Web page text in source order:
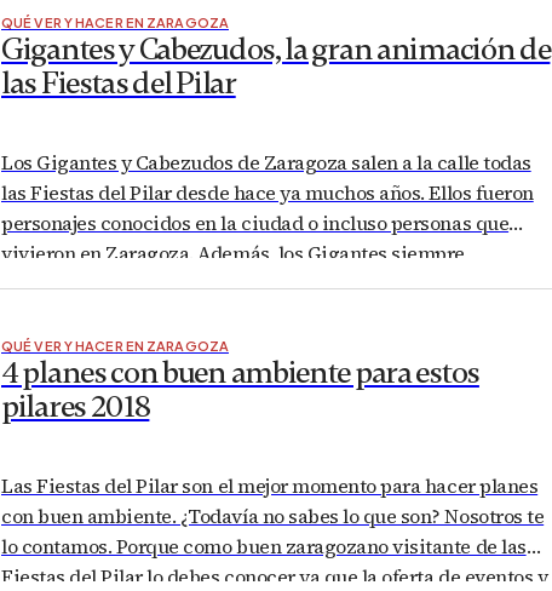
QUÉ VER Y HACER EN ZARAGOZA
Gigantes y Cabezudos, la gran animación de
las Fiestas del Pilar
Los Gigantes y Cabezudos de Zaragoza salen a la calle todas
las Fiestas del Pilar desde hace ya muchos años. Ellos fueron
personajes conocidos en la ciudad o incluso personas que
vivieron en Zaragoza. Además, los Gigantes siempre
acompañan a los Cabezudos a diferencia de otros pueblos y
QUÉ VER Y HACER EN ZARAGOZA
4 planes con buen ambiente para estos
pilares 2018
Las Fiestas del Pilar son el mejor momento para hacer planes
con buen ambiente. ¿Todavía no sabes lo que son? Nosotros te
lo contamos. Porque como buen zaragozano visitante de las
Fiestas del Pilar lo debes conocer ya que la oferta de eventos y